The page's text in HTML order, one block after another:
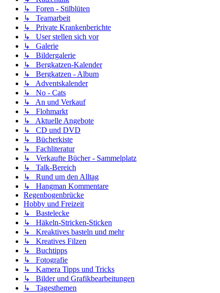
↳ Foren - Stilblüten
↳ Teamarbeit
↳ Private Krankenberichte
↳ User stellen sich vor
↳ Galerie
↳ Bildergalerie
↳ Bergkatzen-Kalender
↳ Bergkatzen - Album
↳ Adventskalender
↳ No - Cats
↳ An und Verkauf
↳ Flohmarkt
↳ Aktuelle Angebote
↳ CD und DVD
↳ Bücherkiste
↳ Fachliteratur
↳ Verkaufte Bücher - Sammelplatz
↳ Talk-Bereich
↳ Rund um den Alltag
↳ Hangman Kommentare
Regenbogenbrücke
Hobby und Freizeit
↳ Bastelecke
↳ Häkeln-Stricken-Sticken
↳ Kreaktives basteln und mehr
↳ Kreatives Filzen
↳ Buchtipps
↳ Fotografie
↳ Kamera Tipps und Tricks
↳ Bilder und Grafikbearbeitungen
↳ Tagesthemen